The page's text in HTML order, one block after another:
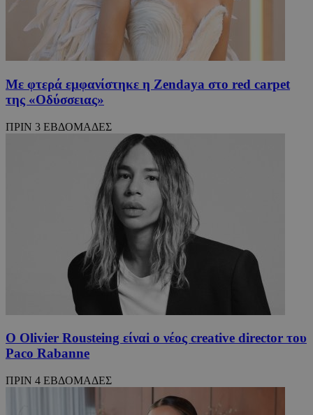
Με φτερά εμφανίστηκε η Zendaya στο red carpet
της «Οδύσσειας»
ΠΡΙΝ 3 ΕΒΔΟΜΑΔΕΣ
Ο Olivier Rousteing είναi o νέος creative director του
Paco Rabanne
ΠΡΙΝ 4 ΕΒΔΟΜΑΔΕΣ